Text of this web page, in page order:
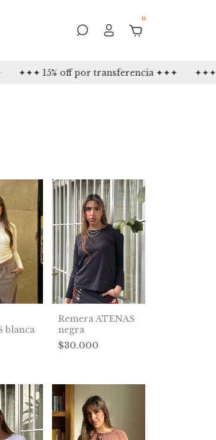
0
15% off por transferencia ✦✦✦ ✦✦✦ 3
blanca
Remera ATENAS
negra
$30.000